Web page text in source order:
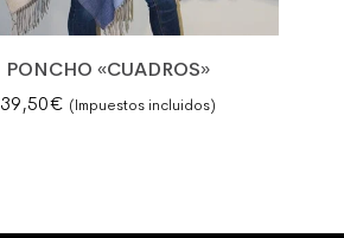
PONCHO «CUADROS»
39,50€ (Impuestos incluidos)